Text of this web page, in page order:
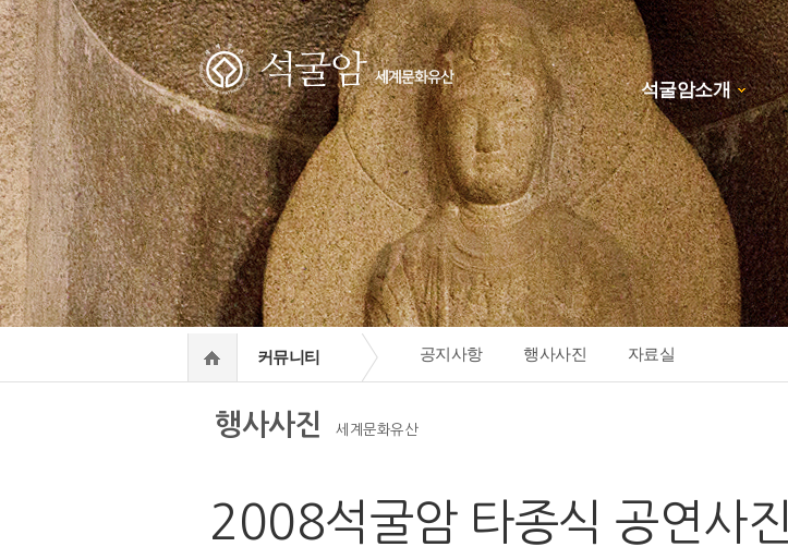
석굴암소개
하위분류
하위분류
하위분류
커뮤니티 공지사항 행사사진 자료실
행사사진 세계문화유산
2008석굴암 타종식 공연사진